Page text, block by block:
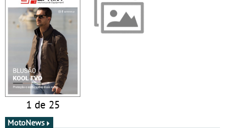
1 de 25
MotoNews